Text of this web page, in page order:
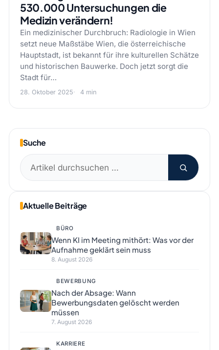
530.000 Untersuchungen die
Medizin verändern!
Ein medizinischer Durchbruch: Radiologie in Wien
setzt neue Maßstäbe Wien, die österreichische
Hauptstadt, ist bekannt für ihre kulturellen Schätze
und historischen Bauwerke. Doch jetzt sorgt die
Stadt für…
28. Oktober 2025 4 min
Suche
Suchen
nach:
Aktuelle Beiträge
BÜRO
Wenn KI im Meeting mithört: Was vor der
Aufnahme geklärt sein muss
8. August 2026
BEWERBUNG
Nach der Absage: Wann
Bewerbungsdaten gelöscht werden
müssen
7. August 2026
KARRIERE